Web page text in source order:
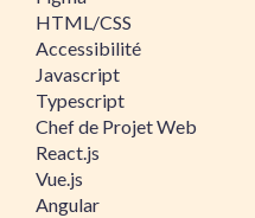
HTML/CSS
Accessibilité
Javascript
Typescript
Chef de Projet Web
React.js
Vue.js
Angular